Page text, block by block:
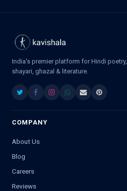
India's premier platform for Hindi poetry,
shayari, ghazal & literature.
COMPANY
About Us
Blog
Careers
Reviews